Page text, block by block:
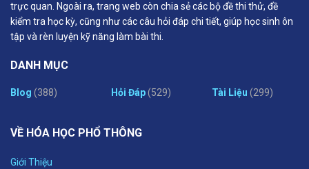
trực quan. Ngoài ra, trang web còn chia sẻ các bộ đề thi thử, đề
kiểm tra học kỳ, cũng như các câu hỏi đáp chi tiết, giúp học sinh ôn
tập và rèn luyện kỹ năng làm bài thi.
DANH MỤC
Blog (388) Hỏi Đáp(529) Tài Liệu (299)
VỀ HÓA HỌC PHỔ THÔNG
Giới Thiệu